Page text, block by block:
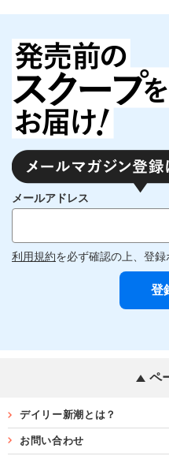
メールアドレス
利用規約を必ず確認の上、登録
ペ
デイリー新潮とは？
お問い合わせ